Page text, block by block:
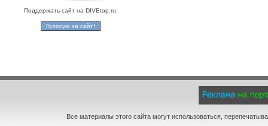
Поддержать сайт на DIVEtop.ru:
Все материалы этого сайта могут использоваться,